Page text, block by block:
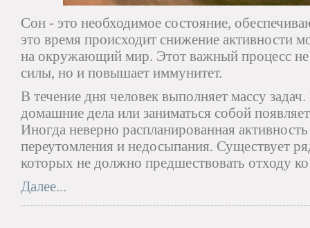
Сон - это необходимое состояние,
это время происходит снижение активности
на окружающий мир. Этот важный процесс не
силы, но и повышает иммунитет.
В течение дня человек выполняет массу
домашние дела или заниматься собой
Иногда неверно распланированная
переутомления и недосыпания. Существует
которых не должно предшествовать отходу
Далее...